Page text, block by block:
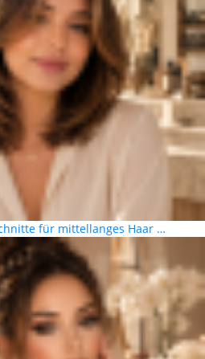
für mittellanges Haar …